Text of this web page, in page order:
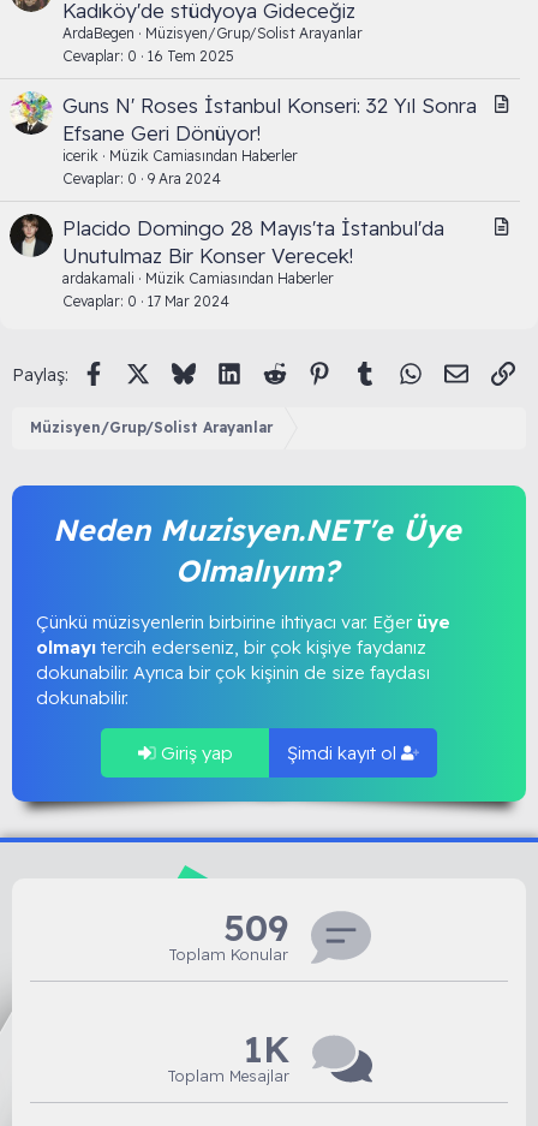
Kadıköy'de stüdyoya Gideceğiz
ArdaBegen
Müzisyen/Grup/Solist Arayanlar
Cevaplar 0 16 Tem 2025
l
Guns N' Roses İstanbul Konseri: 32 Yıl Sonra
Efsane Geri Dönüyor!
icerik
Müzik Camiasından Haberler
Cevaplar 0 9 Ara 2024
Placido Domingo 28 Mayıs'ta İstanbul'da
Unutulmaz Bir Konser Verecek!
ardakamali
Müzik Camiasından Haberler
Cevaplar 0 17 Mar 2024
Paylaş: FacebookX (Twitter)
BlueskyLinkedIn
Reddit PinterestTumblr WhatsApp
E-posta
Müzisyen/Grup/Solist Arayanlar
Neden Muzisyen.NET'e Üye
Olmalıyım?
Çünkü müzisyenlerin birbirine ihtiyacı var. Eğer üye
olmayı tercih ederseniz, bir çok kişiye faydanız
dokunabilir. Ayrıca bir çok kişinin de size faydası
dokunabilir.
Giriş yap Şimdi kayıt ol
509
Toplam Konular
1K
Toplam Mesajlar